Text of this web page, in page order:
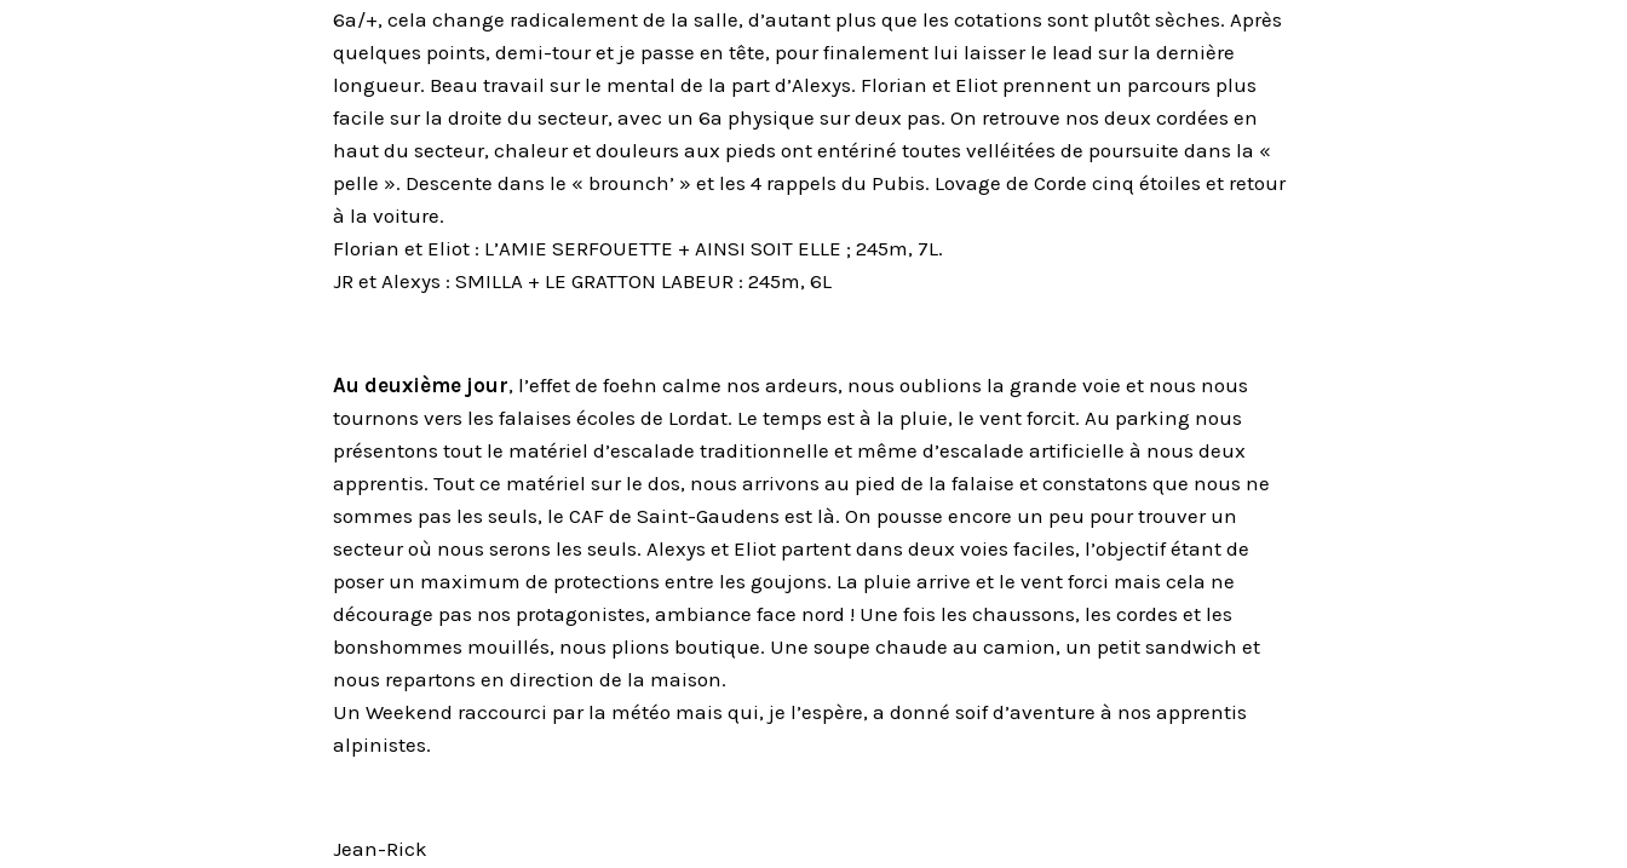
6a/+, cela change radicalement de la salle, d’autant plus que les cotations sont plutôt sèches. Après
quelques points, demi-tour et je passe en tête, pour finalement lui laisser le lead sur la dernière
longueur. Beau travail sur le mental de la part d’Alexys. Florian et Eliot prennent un parcours plus
facile sur la droite du secteur, avec un 6a physique sur deux pas. On retrouve nos deux cordées en
haut du secteur, chaleur et douleurs aux pieds ont entériné toutes velléitées de poursuite dans la «
pelle ». Descente dans le « brounch’ » et les 4 rappels du Pubis. Lovage de Corde cinq étoiles et retour
à la voiture.
Florian et Eliot : L’AMIE SERFOUETTE + AINSI SOIT ELLE ; 245m, 7L.
JR et Alexys : SMILLA + LE GRATTON LABEUR : 245m, 6L
Au deuxième jour, l’effet de foehn calme nos ardeurs, nous oublions la grande voie et nous nous
tournons vers les falaises écoles de Lordat. Le temps est à la pluie, le vent forcit. Au parking nous
présentons tout le matériel d’escalade traditionnelle et même d’escalade artificielle à nous deux
apprentis. Tout ce matériel sur le dos, nous arrivons au pied de la falaise et constatons que nous ne
sommes pas les seuls, le CAF de Saint-Gaudens est là. On pousse encore un peu pour trouver un
secteur où nous serons les seuls. Alexys et Eliot partent dans deux voies faciles, l’objectif étant de
poser un maximum de protections entre les goujons. La pluie arrive et le vent forci mais cela ne
décourage pas nos protagonistes, ambiance face nord ! Une fois les chaussons, les cordes et les
bonshommes mouillés, nous plions boutique. Une soupe chaude au camion, un petit sandwich et
nous repartons en direction de la maison.
Un Weekend raccourci par la météo mais qui, je l’espère, a donné soif d’aventure à nos apprentis
alpinistes.
Jean-Rick